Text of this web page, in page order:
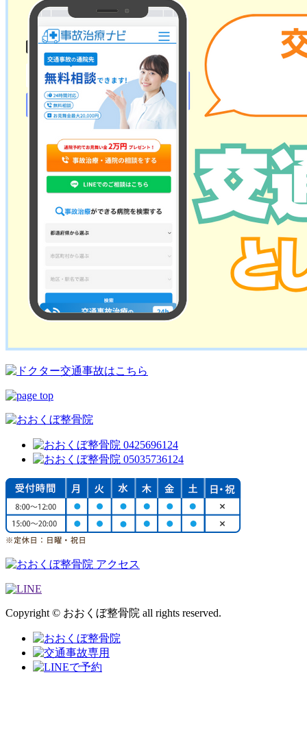
Copyright © おおくぼ整骨院 all rights reserved.